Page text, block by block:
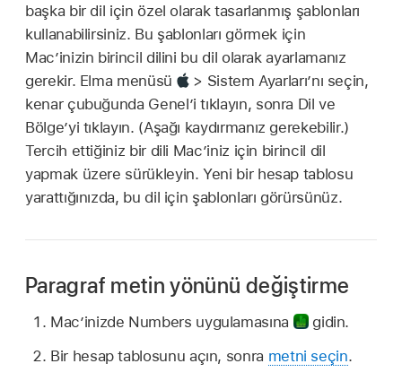
başka bir dil için özel olarak tasarlanmış şablonları
kullanabilirsiniz. Bu şablonları görmek için
Mac’inizin birincil dilini bu dil olarak ayarlamanız
gerekir. Elma menüsü
> Sistem Ayarları’nı seçin,
kenar çubuğunda Genel’i tıklayın, sonra Dil ve
Bölge’yi tıklayın. (Aşağı kaydırmanız gerekebilir.)
Tercih ettiğiniz bir dili Mac’iniz için birincil dil
yapmak üzere sürükleyin. Yeni bir hesap tablosu
yarattığınızda, bu dil için şablonları görürsünüz.
Paragraf metin yönünü değiştirme
Mac’inizde Numbers uygulamasına
gidin.
Bir hesap tablosunu açın, sonra metni seçin.